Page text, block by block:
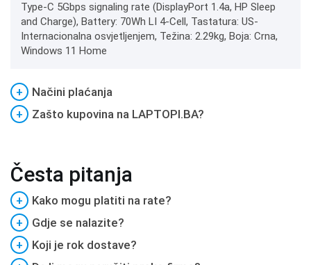
Type-C 5Gbps signaling rate (DisplayPort 1.4a, HP Sleep
and Charge), Battery: 70Wh LI 4-Cell, Tastatura: US-
Internacionalna osvjetljenjem, Težina: 2.29kg, Boja: Crna,
Windows 11 Home
+
Načini plaćanja
+
Zašto kupovina na LAPTOPI.BA?
Česta pitanja
+
Kako mogu platiti na rate?
+
Gdje se nalazite?
+
Koji je rok dostave?